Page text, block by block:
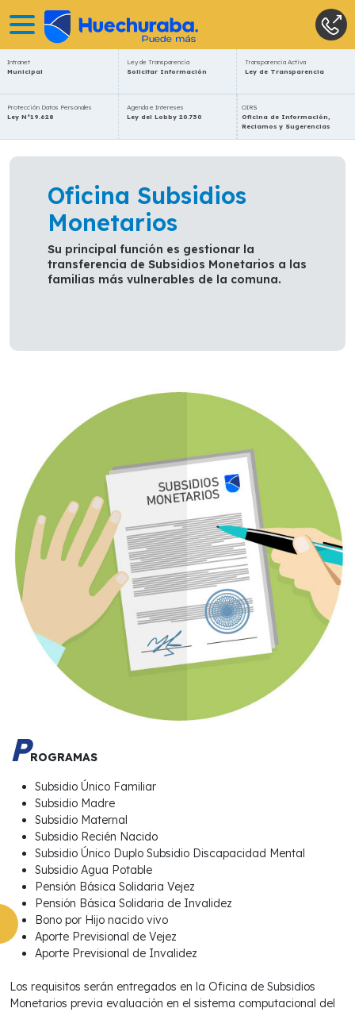
Intranet
Municipal
Ley de Transparencia
Solicitar Información
Transparencia Activa
Ley de Transparencia
Protección Datos Personales
Ley N°19.628
Agenda e Intereses
Ley del Lobby 20.730
OIRS
Oficina de Información,
Reclamos y Sugerencias
Oficina Subsidios
Monetarios
Su principal función es gestionar la
transferencia de Subsidios Monetarios a las
familias más vulnerables de la comuna.
PROGRAMAS
Subsidio Único Familiar
Subsidio Madre
Subsidio Maternal
Subsidio Recién Nacido
Subsidio Único Duplo Subsidio Discapacidad Mental
Subsidio Agua Potable
Pensión Básica Solidaria Vejez
Pensión Básica Solidaria de Invalidez
Bono por Hijo nacido vivo
Aporte Previsional de Vejez
Aporte Previsional de Invalidez
Los requisitos serán entregados en la Oficina de Subsidios
Monetarios previa evaluación en el sistema computacional del